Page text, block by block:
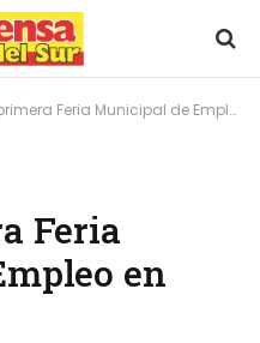
Feria Municipal de Empleo en Encarnación
Feria
en